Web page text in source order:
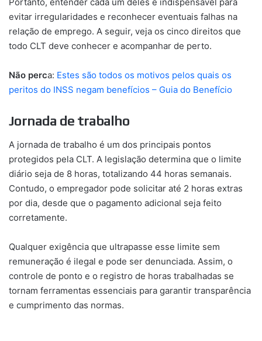
evitar irregularidades e reconhecer eventuais falhas na
relação de emprego. A seguir, veja os cinco direitos que
todo CLT deve conhecer e acompanhar de perto.
Não perca: Estes são todos os motivos pelos quais os
peritos do INSS negam benefícios – Guia do Benefício
Jornada de trabalho
A jornada de trabalho é um dos principais pontos
protegidos pela CLT. A legislação determina que o limite
diário seja de 8 horas, totalizando 44 horas semanais.
Contudo, o empregador pode solicitar até 2 horas extras
por dia, desde que o pagamento adicional seja feito
corretamente.
Qualquer exigência que ultrapasse esse limite sem
remuneração é ilegal e pode ser denunciada. Assim, o
controle de ponto e o registro de horas trabalhadas se
tornam ferramentas essenciais para garantir transparência
e cumprimento das normas.